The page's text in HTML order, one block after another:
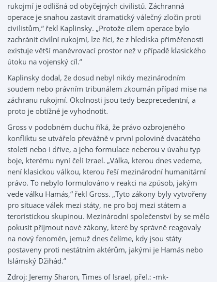
rukojmí je odlišná od obyčejných civilistů. Záchranná
operace je snahou zastavit dramatický válečný zločin proti
civilistům,“ řekl Kaplinsky. „Protože cílem operace bylo
zachránit civilní rukojmí, lze říci, že z hlediska přiměřenosti
existuje větší manévrovací prostor než v případě klasického
útoku na vojenský cíl.“
Kaplinsky dodal, že dosud nebyl nikdy mezinárodním
soudem nebo právním tribunálem zkoumán případ mise na
záchranu rukojmí. Okolnosti jsou tedy bezprecedentní, a
proto je obtížné je vyhodnotit.
Gross v podobném duchu říká, že právo ozbrojeného
konfliktu se utvářelo převážně v první polovině dvacátého
století nebo i dříve, a jeho formulace neberou v úvahu typ
boje, kterému nyní čelí Izrael. „Válka, kterou dnes vedeme,
není klasickou válkou, kterou řeší mezinárodní humanitární
právo. To nebylo formulováno v reakci na způsob, jakým
vede válku Hamás,“ řekl Gross. „Tyto zákony byly vytvořeny
pro situace válek mezi státy, ne pro boj mezi státem a
teroristickou skupinou. Mezinárodní společenství by se mělo
pokusit přijmout nové zákony, které by správně reagovaly
na nový fenomén, jemuž dnes čelíme, kdy jsou státy
postaveny proti nestátním aktérům, jakými je Hamás nebo
Islámský Džihád.“
Zdroj: Jeremy Sharon, Times of Israel, přel.: -mk-